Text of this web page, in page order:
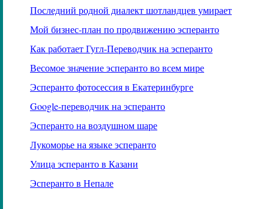
Последний родной диалект шотландцев умирает
Мой бизнес-план по продвижению эсперанто
Как работает Гугл-Переводчик на эсперанто
Весомое значение эсперанто во всем мире
Эсперанто фотосессия в Екатеринбурге
Google-переводчик на эсперанто
Эсперанто на воздушном шаре
Лукоморье на языке эсперанто
Улица эсперанто в Казани
Эсперанто в Непале